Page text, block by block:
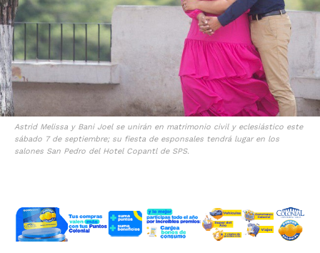
Astrid Melissa y Bani Joel se unirán en matrimonio civil y eclesiástico este
sábado 7 de septiembre; su fiesta de esponsales tendrá lugar en los
salones San Pedro del Hotel Copantl de SPS.